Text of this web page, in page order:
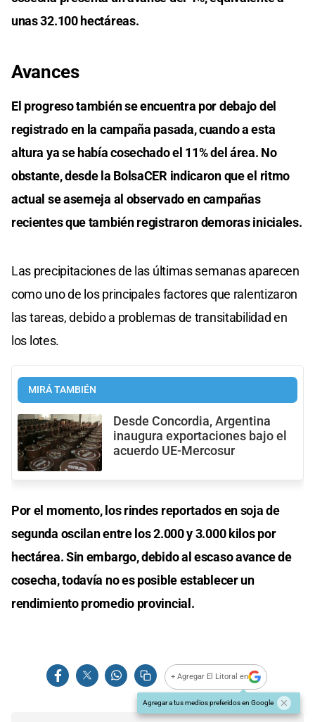
unas 32.100 hectáreas.
Avances
El progreso también se encuentra por debajo del
registrado en la campaña pasada, cuando a esta
altura ya se había cosechado el 11% del área. No
obstante, desde la BolsaCER indicaron que el ritmo
actual se asemeja al observado en campañas
recientes que también registraron demoras iniciales.
Las precipitaciones de las últimas semanas aparecen
como uno de los principales factores que ralentizaron
las tareas, debido a problemas de transitabilidad en
los lotes.
MIRÁ TAMBIÉN
Desde Concordia, Argentina
inaugura exportaciones bajo el
acuerdo UE-Mercosur
Por el momento, los rindes reportados en soja de
segunda oscilan entre los 2.000 y 3.000 kilos por
hectárea. Sin embargo, debido al escaso avance de
cosecha, todavía no es posible establecer un
rendimiento promedio provincial.
+ Agregar El Litoral en
Agregar a tus medios preferidos en Google